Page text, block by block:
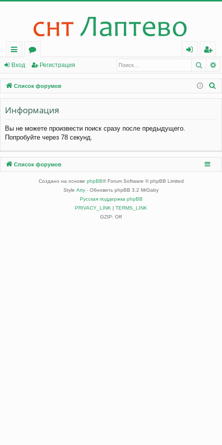
с
ы
лк
и
о
ру
м
ы
д
ег
ис
тр
Вход Регистрация
Список форумов
Информация
Вы не можете произвести поиск сразу после предыдущего.
Попробуйте через 78 секунд.
Список форумов
Создано на основе phpBB® Forum Software © phpBB Limited
Style Arty - Обновить phpBB 3.2 MrGaby
Русская поддержка phpBB
PRIVACY_LINK | TERMS_LINK
GZIP: Off